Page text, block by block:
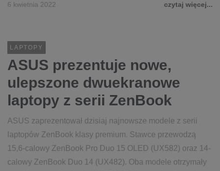
6 kwietnia 2022 czytaj więcej...
LAPTOPY
ASUS prezentuje nowe,
ulepszone dwuekranowe
laptopy z serii ZenBook
ASUS zaprezentował dzisiaj najnowsze modele z serii
laptopów ZenBook klasy premium. Stawce przewodzą
15,6-calowy ZenBook Pro Duo 15 OLED (UX582) oraz 14-
calowy ZenBook Duo 14 (UX482). Oba modele otrzymały